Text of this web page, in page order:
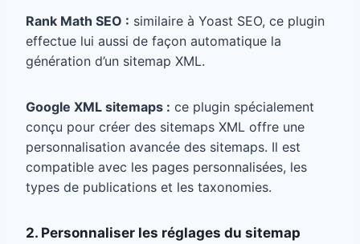
Rank Math SEO : similaire à Yoast SEO, ce plugin
effectue lui aussi de façon automatique la
génération d’un sitemap XML.
Google XML sitemaps : ce plugin spécialement
conçu pour créer des sitemaps XML offre une
personnalisation avancée des sitemaps. Il est
compatible avec les pages personnalisées, les
types de publications et les taxonomies.
2. Personnaliser les réglages du sitemap